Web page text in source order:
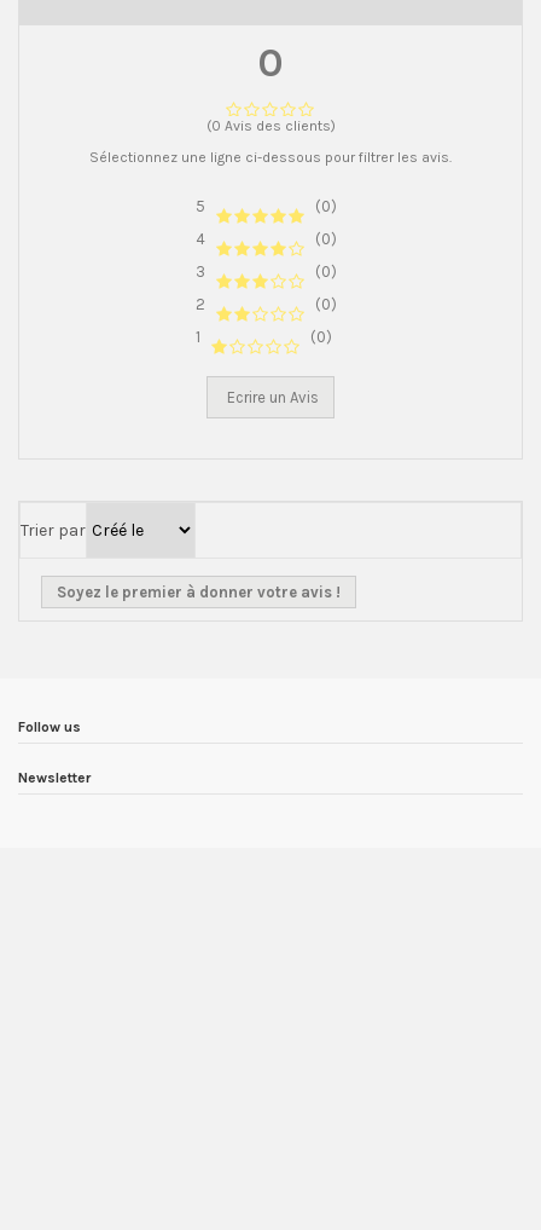
0
(0 Avis des clients)
Sélectionnez une ligne ci-dessous pour filtrer les avis.
5
(0)
4
(0)
3
(0)
2
(0)
1
(0)
Ecrire un Avis
Trier par
Soyez le premier à donner votre avis !
Follow us
Newsletter